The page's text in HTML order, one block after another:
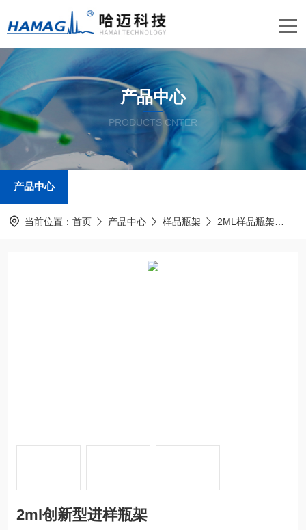
产品中心
PRODUCTS CNTER
产品中心
当前位置： 首页 产品中心 样品瓶架 2ML样品瓶架
2ml创新型进样瓶架